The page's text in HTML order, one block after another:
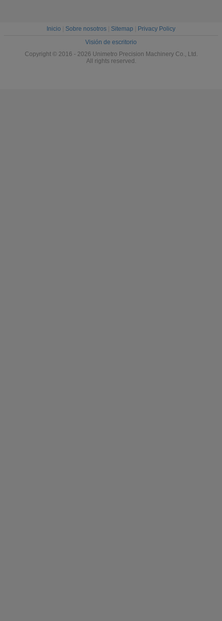
Inicio Sobre nosotros Sitemap
Privacy Policy
Visión de escritorio
Copyright © 2016 - 2026 Unimetro Precision Machinery Co., Ltd.
All rights reserved.